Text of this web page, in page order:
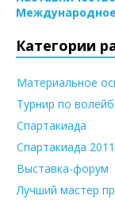
Категории
Материальное
Турнир по
Спартакиада
Спартакиада 2011
Выставка-форум
Лучший мастер